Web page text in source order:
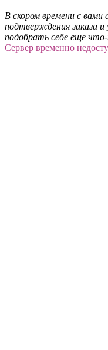
В скором времени с
подтверждения заказа
подобрать себе еще что-
Сервер временно